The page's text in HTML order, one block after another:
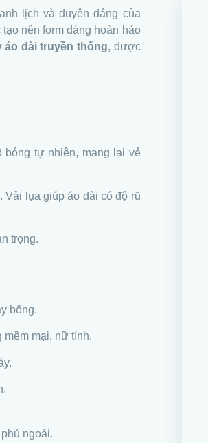
lịch và duyên dáng của
nên form dáng hoàn hảo
áo dài truyền thống, được
bóng tự nhiên, mang lại vẻ
Vải lụa giúp áo dài có độ rũ
trọng.
bổng.
mềm mại, nữ tính.
ngoài.